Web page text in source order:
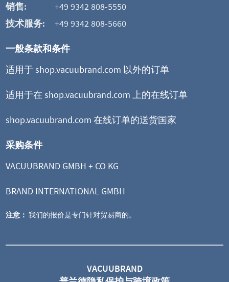
销售:
+49 9342 808-5550
技术服务:
+49 9342 808-5660
一般条款和条件
适用于 shop.vacuubrand.com 以外的订单
适用于在 shop.vacuubrand.com 上的在线订单
shop.vacuubrand.com 在线订单的送货国家
采购条件
VACUUBRAND GMBH + CO KG
BRAND INTERNATIONAL GMBH
注意： 我们的报价是专门针对贸易商的。
VACUUBRAND